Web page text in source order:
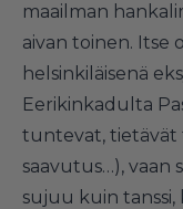
maailman
aivan toinen. Itse
helsinkiläisenä
Eerikinkadulta
tuntevat, tietävät
saavutus…), vaan
sujuu kuin tanssi,